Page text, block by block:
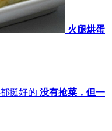
火腿烘蛋
没有抢菜，但一